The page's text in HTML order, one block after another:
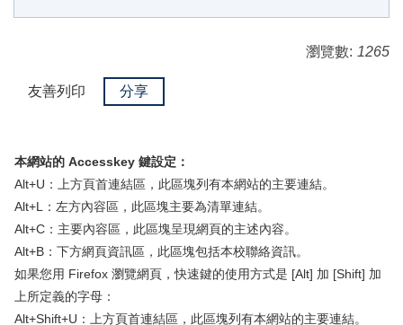
瀏覽數: 1265
友善列印 分享
本網站的 Accesskey 鍵設定：
Alt+U：上方頁首連結區，此區塊列有本網站的主要連結。
Alt+L：左方內容區，此區塊主要為清單連結。
Alt+C：主要內容區，此區塊呈現網頁的主述內容。
Alt+B：下方網頁資訊區，此區塊包括本校聯絡資訊。
如果您用 Firefox 瀏覽網頁，快速鍵的使用方式是 [Alt] 加 [Shift] 加
上所定義的字母：
Alt+Shift+U：上方頁首連結區，此區塊列有本網站的主要連結。